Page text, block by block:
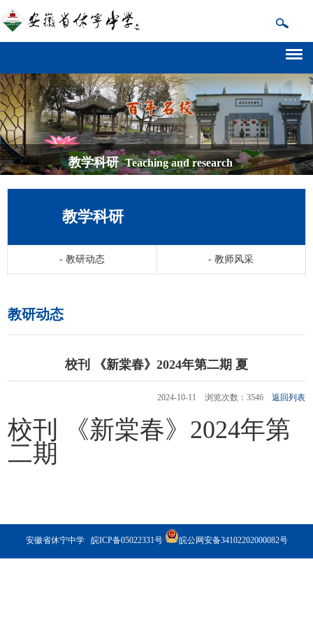
教学科研 Teaching and research
教学科研
-教研动态 - 教师风采
教研动态
校刊 《新棠春》2024年第二期 夏
2024-10-11 浏览次数：3546 返回列表
校刊 《新棠春》2024年第
二期
安徽省休宁中学 皖ICP备05022331号 皖公网安备34102202000082号